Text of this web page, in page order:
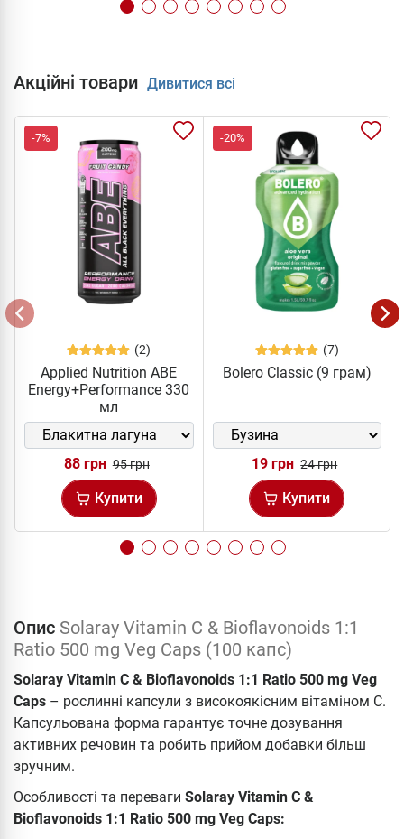
Акційні товари Дивитися всі
-7%
(2)
Applied Nutrition ABE
Energy+Performance 330
мл
88 грн 95 грн
Купити
-20%
(7)
Bolero Classic (9 грам)
19 грн 24 грн
Купити
Опис Solaray Vitamin C & Bioflavonoids 1:1
Ratio 500 mg Veg Caps (100 капс)
Solaray Vitamin C & Bioflavonoids 1:1 Ratio 500 mg Veg
Caps – рослинні капсули з високоякісним вітаміном С.
Капсульована форма гарантує точне дозування
активних речовин та робить прийом добавки більш
зручним.
Особливості та переваги Solaray Vitamin C &
Bioflavonoids 1:1 Ratio 500 mg Veg Caps: